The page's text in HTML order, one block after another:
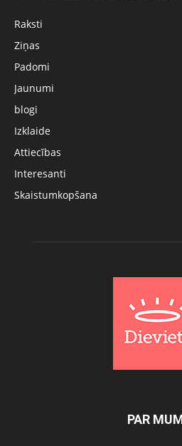
Raksti
Ziņas
Padomi
Jaunumi
blogi
Izklaide
Attiecības
Interesanti
Skaistumkopšana
PAR